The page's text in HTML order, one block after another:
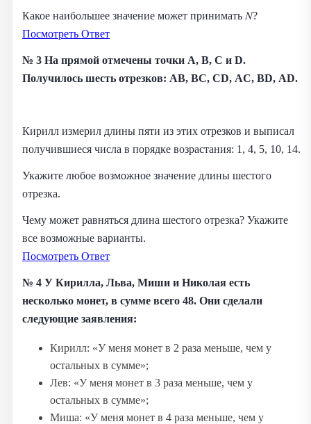
Какое наибольшее значение может принимать 𝑁?
Посмотреть Ответ
№ 3 На прямой отмечены точки A, B, C и D.
Получилось шесть отрезков: AB, BC, CD, AC, BD, AD.
Кирилл измерил длины пяти из этих отрезков и выписал
получившиеся числа в порядке возрастания: 1, 4, 5, 10, 14.
Укажите любое возможное значение длины шестого
отрезка.
Чему может равняться длина шестого отрезка? Укажите
все возможные варианты.
Посмотреть Ответ
№ 4 У Кирилла, Льва, Миши и Николая есть
несколько монет, в сумме всего 48. Они сделали
следующие заявления:
Кирилл: «У меня монет в 2 раза меньше, чем у
остальных в сумме»;
Лев: «У меня монет в 3 раза меньше, чем у
остальных в сумме»;
Миша: «У меня монет в 4 раза меньше, чем у